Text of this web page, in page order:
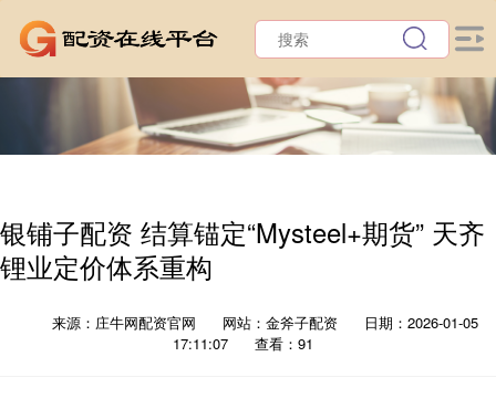
银铺子配资 结算锚定“Mysteel+期货” 天齐
锂业定价体系重构
来源：庄牛网配资官网 网站：金斧子配资
日期：2026-01-05
17:11:07
查看：91